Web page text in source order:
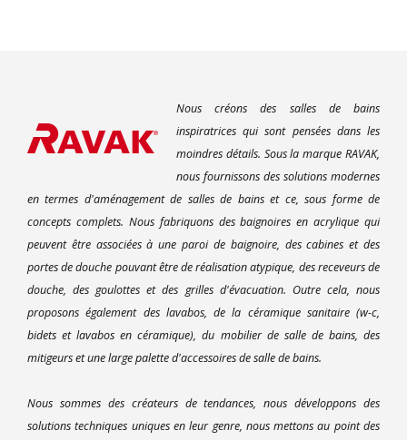
Nous créons des salles de bains
inspiratrices qui sont pensées dans les
moindres détails. Sous la marque RAVAK,
nous fournissons des solutions modernes
en termes d'aménagement de salles de bains et ce, sous forme de
concepts complets. Nous fabriquons des baignoires en acrylique qui
peuvent être associées à une paroi de baignoire, des cabines et des
portes de douche pouvant être de réalisation atypique, des receveurs de
douche, des goulottes et des grilles d'évacuation. Outre cela, nous
proposons également des lavabos, de la céramique sanitaire (w-c,
bidets et lavabos en céramique), du mobilier de salle de bains, des
mitigeurs et une large palette d'accessoires de salle de bains.
Nous sommes des créateurs de tendances, nous développons des
solutions techniques uniques en leur genre, nous mettons au point des